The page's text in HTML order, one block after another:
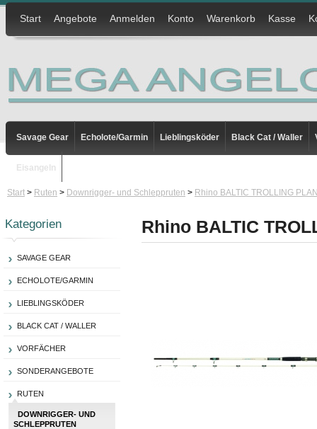
Start Angebote Anmelden Konto Warenkorb Kasse
Savage Gear Echolote/Garmin Lieblingsköder Black Cat / Waller
Eisangeln
Start > Ruten > Downrigger- und Schleppruten > Rhino BALTIC TROLLING
Kategorien
SAVAGE GEAR
ECHOLOTE/GARMIN
LIEBLINGSKÖDER
BLACK CAT / WALLER
VORFÄCHER
SONDERANGEBOTE
RUTEN
DOWNRIGGER- UND
SCHLEPPRUTEN
Rhino BALTIC